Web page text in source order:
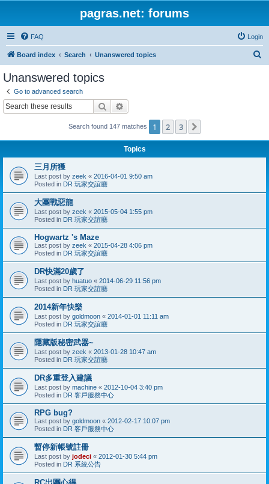
pagras.net: forums
FAQ Login
Board index Search Unanswered topics
Unanswered topics
Go to advanced search
Search
Search found 147 matches 1 2 3
Topics
三月所獲
Last post by zeek « 2016-04-01 9:50 am
Posted in DR 玩家交誼廳
大團戰惡龍
Last post by zeek « 2015-05-04 1:55 pm
Posted in DR 玩家交誼廳
Hogwartz 's Maze
Last post by zeek « 2015-04-28 4:06 pm
Posted in DR 玩家交誼廳
DR快滿20歲了
Last post by huatuo « 2014-06-29 11:56 pm
Posted in DR 玩家交誼廳
2014新年快樂
Last post by goldmoon « 2014-01-01 11:11 am
Posted in DR 玩家交誼廳
隱藏版秘密武器~
Last post by zeek « 2013-01-28 10:47 am
Posted in DR 玩家交誼廳
DR多重登入建議
Last post by machine « 2012-10-04 3:40 pm
Posted in DR 客戶服務中心
RPG bug?
Last post by goldmoon « 2012-02-17 10:07 pm
Posted in DR 客戶服務中心
暫停新帳號註冊
Last post by jodeci « 2012-01-30 5:44 pm
Posted in DR 系統公告
RC出團心得